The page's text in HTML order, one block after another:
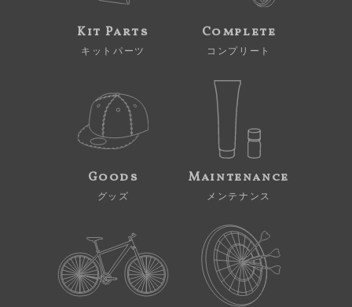
Kit Parts
キットパーツ
Complete
コンプリート
Goods
グッズ
Maintenance
メンテナンス